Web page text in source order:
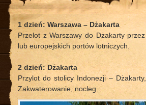
1 dzień: Warszawa – Dżakarta
Przelot z Warszawy do Dżakarty
lub europejskich portów lotniczych.
2 dzień: Dżakarta
Przylot do stolicy Indonezji –
Zakwaterowanie, nocleg.